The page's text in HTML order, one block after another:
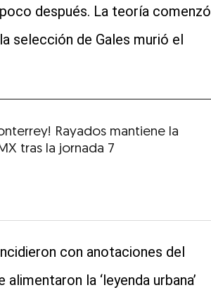
después. La teoría comenzó
selección de Gales murió el
Rayados mantiene la
tras la jornada 7
con anotaciones del
la ‘leyenda urbana’